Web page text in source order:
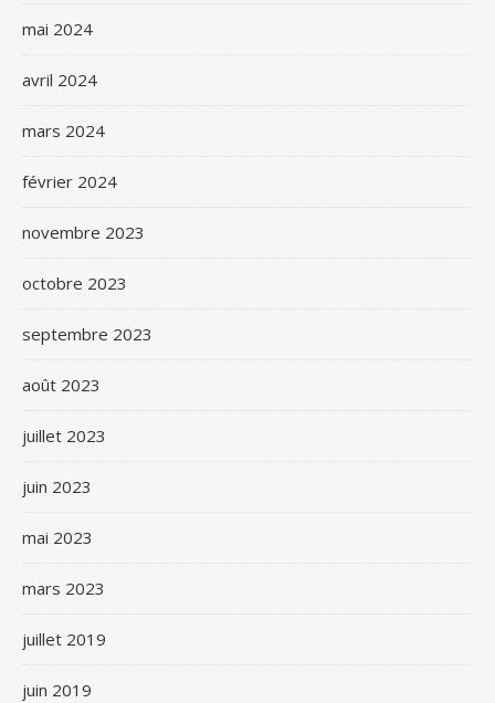
mai 2024
avril 2024
mars 2024
février 2024
novembre 2023
octobre 2023
septembre 2023
août 2023
juillet 2023
juin 2023
mai 2023
mars 2023
juillet 2019
juin 2019